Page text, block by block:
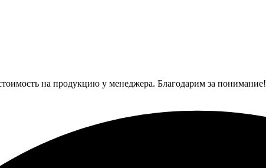
на продукцию у менеджера. Благодарим за понимание!